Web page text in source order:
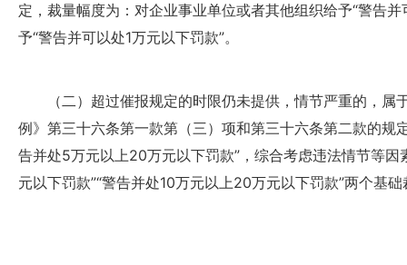
定，裁量幅度为：对企业事业单位或者其他组织给予“警告
予“警告并可以处1万元以下罚款”。
（二）超过催报规定的时限仍未提供，情节严重的，属
例》第三十六条第一款第（三）项和第三十六条第二款的规
告并处5万元以上20万元以下罚款”，综合考虑违法情节等
元以下罚款”“警告并处10万元以上20万元以下罚款”两个基